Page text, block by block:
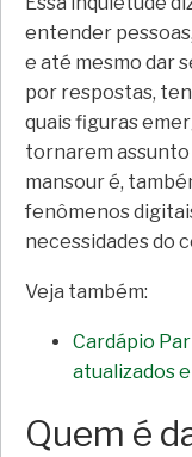
entender
e até mesmo dar
por respostas,
quais figuras
tornarem assunto
mansour é,
fenômenos
necessidades do
Veja também:
Cardápio
atualizados
Quem é